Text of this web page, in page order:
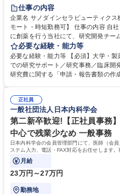
仕事の内容
企業名 サノダインセラピューティクス株式会社 求人名 研究
モート・時短勤務可】 仕事の内容 自社で実験室を持たず外部委託を中心
に創薬を行う当社にて、研究開発チー
なぐハブとして、契約・発注・予算管
す。 ■見積取得、発注、検収、請求処理等の事務手続き ■委託先との定例
会議の調整・アジェンダ準備・議事録
SOP等の整備・版管理・保管 ■研究開
集職種 研究事務【フルリモート・時短
必要な経験・能力等
必要な経験・能力等 【必須】大学・
での研究サポート／研究事務／臨床開
研究費に関する「申請・報告書類の作
き方について】フルリモートやハイブ
イフスタイルに応じた柔軟な働き方が
援します。 学歴・資格 学歴：大
正社員
一般社団法人日本内科学会
第二新卒歓迎!【正社員事務
中心で残業少なめ 一般事務
日本内科学会の会員管理部門にて、医師（会
ステム入力、電話・FAX対応をお任せします
などにも幅広く携わっていただきます。
月給
23万円～27万円
勤務地